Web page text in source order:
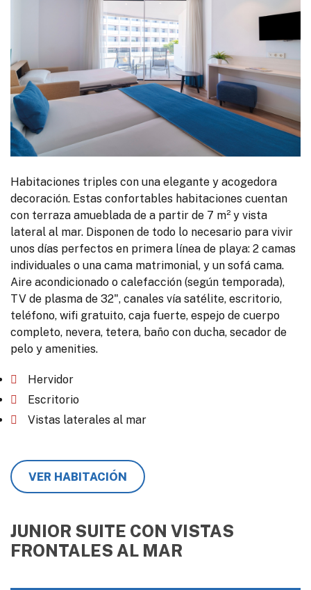
Habitaciones triples con una elegante y acogedora
decoración. Estas confortables habitaciones cuentan
con terraza amueblada de a partir de 7 m² y vista
lateral al mar. Disponen de todo lo necesario para vivir
unos días perfectos en primera línea de playa: 2 camas
individuales o una cama matrimonial, y un sofá cama.
Aire acondicionado o calefacción (según temporada),
TV de plasma de 32", canales vía satélite, escritorio,
teléfono, wifi gratuito, caja fuerte, espejo de cuerpo
completo, nevera, tetera, baño con ducha, secador de
pelo y amenities.
Hervidor
Escritorio
Vistas laterales al mar
VER HABITACIÓN
JUNIOR SUITE CON VISTAS
FRONTALES AL MAR